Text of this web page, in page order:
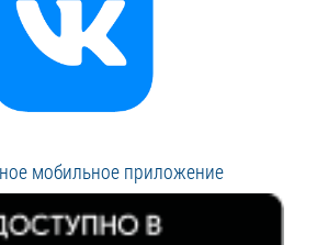
мобильное приложение